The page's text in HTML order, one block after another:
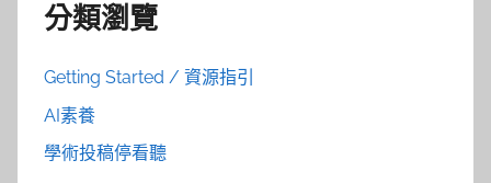
分類瀏覽
Getting Started / 資源指引
AI素養
學術投稿停看聽